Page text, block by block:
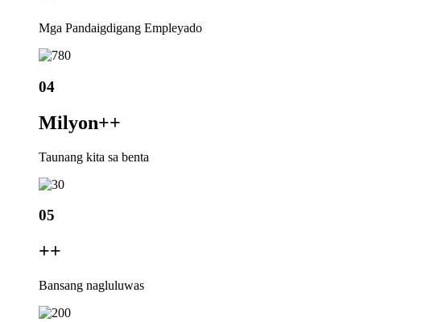
Mga Pandaigdigang Empleyado
04
Milyon++
Taunang kita sa benta
05
++
Bansang nagluluwas